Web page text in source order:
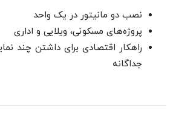
نصب دو مانیتور در یک واحد
پروژه‌های مسکونی، ویلایی و اداری
راهکار اقتصادی برای داشتن چند
جداگانه